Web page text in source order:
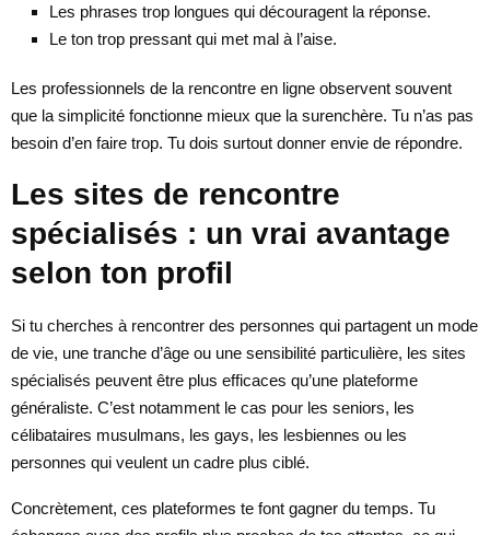
Les phrases trop longues qui découragent la réponse.
Le ton trop pressant qui met mal à l’aise.
Les professionnels de la rencontre en ligne observent souvent
que la simplicité fonctionne mieux que la surenchère. Tu n’as pas
besoin d’en faire trop. Tu dois surtout donner envie de répondre.
Les sites de rencontre
spécialisés : un vrai avantage
selon ton profil
Si tu cherches à rencontrer des personnes qui partagent un mode
de vie, une tranche d’âge ou une sensibilité particulière, les sites
spécialisés peuvent être plus efficaces qu’une plateforme
généraliste. C’est notamment le cas pour les seniors, les
célibataires musulmans, les gays, les lesbiennes ou les
personnes qui veulent un cadre plus ciblé.
Concrètement, ces plateformes te font gagner du temps. Tu